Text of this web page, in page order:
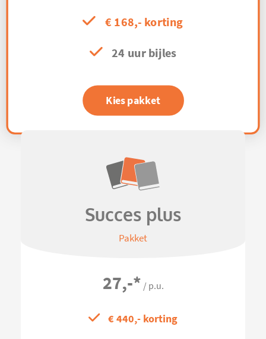
€ 168,- korting
24 uur bijles
Kies pakket
Succes plus
Pakket
27,-* / p.u.
€ 440,- korting